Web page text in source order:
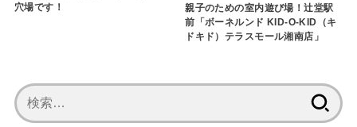
穴場です！
親子のための室内遊び場！辻堂駅
前「ボーネルンド KID-O-KID（キ
ドキド）テラスモール湘南店」
索: